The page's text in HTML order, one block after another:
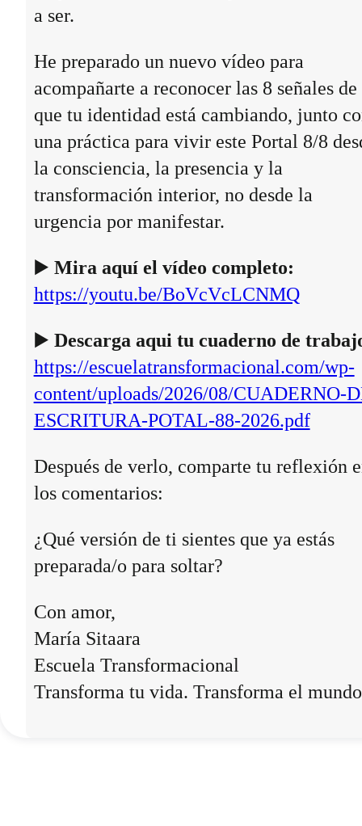
a ser.
He preparado un nuevo vídeo para
acompañarte a reconocer las 8 señales de
que tu identidad está cambiando, junto
una práctica para vivir este Portal 8/8
la consciencia, la presencia y la
transformación interior, no desde la
urgencia por manifestar.
▶️ Mira aquí el vídeo completo:
https://youtu.be/BoVcVcLCNMQ
▶️ Descarga aqui tu cuaderno de
https://escuelatransformacional.com/wp-
content/uploads/2026/08/CUADERNO-
ESCRITURA-POTAL-88-2026.pdf
Después de verlo, comparte tu reflexión
los comentarios:
¿Qué versión de ti sientes que ya estás
preparada/o para soltar?
Con amor,
María Sitaara
Escuela Transformacional
Transforma tu vida. Transforma el